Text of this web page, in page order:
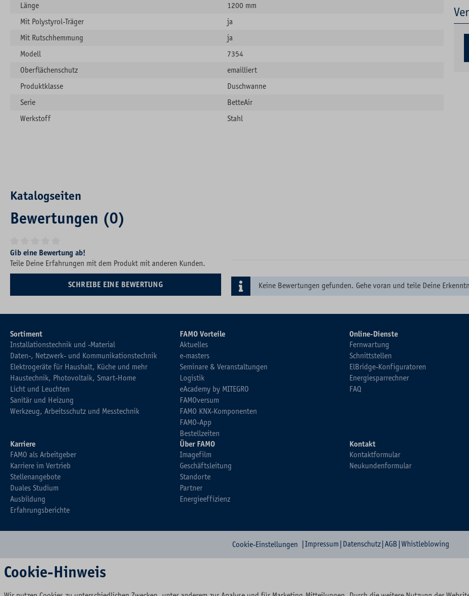
Länge
1200 mm
Mit Polystyrol-Träger
ja
Mit Rutschhemmung
ja
Modell
7354
Oberflächenschutz
emailliert
Produktklasse
Duschwanne
Serie
BetteAir
Werkstoff
Stahl
Katalogseiten
Bewertungen (0)
Durchschnittliche Bewertung von 0 von 5 Sternen
Gib eine Bewertung ab!
Teile Deine Erfahrungen mit dem Produkt mit anderen Kunden.
SCHREIBE EINE BEWERTUNG Keine Bewertungen gefunden. Gehe voran und teile Deine
Sortiment
Installationstechnik und -Material
Daten-, Netzwerk- und Kommunikationstechnik
Elektrogeräte für Haushalt, Küche und mehr
Haustechnik, Photovoltaik, Smart-Home
Licht und Leuchten
Sanitär und Heizung
Werkzeug, Arbeitsschutz und Messtechnik
FAMO Vorteile
Aktuelles
e-masters
Seminare & Veranstaltungen
Logistik
eAcademy by MITEGRO
FAMOversum
FAMO KNX-Komponenten
FAMO-App
Bestellzeiten
Online-Dienste
Fernwartung
Schnittstellen
ElBridge-Konfiguratoren
Energiesparrechner
FAQ
Karriere
FAMO als Arbeitgeber
Karriere im Vertrieb
Stellenangebote
Duales Studium
Ausbildung
Erfahrungsberichte
Über FAMO
Imagefilm
Geschäftsleitung
Standorte
Partner
Energieeffizienz
Kontakt
Kontaktformular
Neukundenformular
Cookie-Einstellungen Impressum Datenschutz AGB Whistleblowing
Cookie-Hinweis